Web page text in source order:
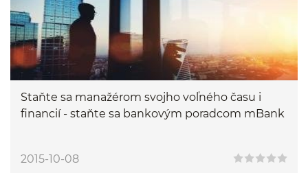
Staňte sa manažérom svojho voľného času i
financií - staňte sa bankovým poradcom mBank
2015-10-08